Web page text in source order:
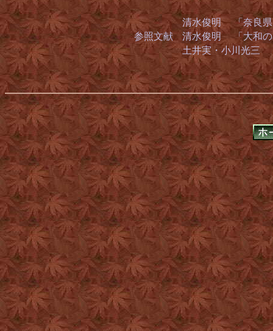
参照文献
清水俊明 「奈
清水俊明
土井実・小川光三